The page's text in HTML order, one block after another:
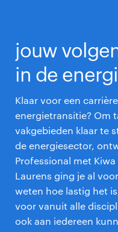
jouw
in de
Klaar voor een
energietransitie? Om
vakgebieden klaar te
de energiesector,
Professional met
Laurens ging je al
weten hoe lastig het
voor vanuit alle
ook aan iedereen